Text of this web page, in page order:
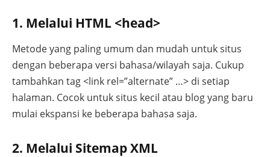
1. Melalui HTML <head>
Metode yang paling umum dan mudah untuk situs
dengan beberapa versi bahasa/wilayah saja. Cukup
tambahkan tag<link rel=”alternate” …> di setiap
halaman. Cocok untuk situs kecil atau blog yang baru
mulai ekspansi ke beberapa bahasa saja.
2. Melalui Sitemap XML